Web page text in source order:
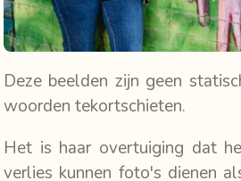
Deze beelden zijn geen
woorden tekortschieten.
Het is haar overtuiging dat
verlies kunnen foto's dienen